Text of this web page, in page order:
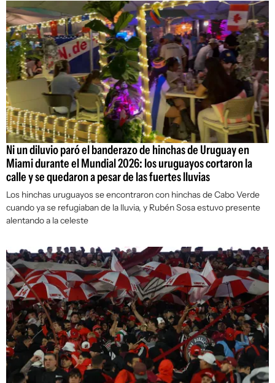
Ni un diluvio paró el banderazo de hinchas de Uruguay en
Miami durante el Mundial 2026: los uruguayos cortaron la
calle y se quedaron a pesar de las fuertes lluvias
Los hinchas uruguayos se encontraron con hinchas de Cabo Verde
cuando ya se refugiaban de la lluvia, y Rubén Sosa estuvo presente
alentando a la celeste